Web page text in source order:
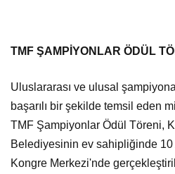
TMF ŞAMPİYONLAR ÖDÜL
Uluslararası ve ulusal
başarılı bir şekilde temsil eden
TMF Şampiyonlar Ödül Töreni,
Belediyesinin ev sahipliğinde 10
Kongre Merkezi'nde